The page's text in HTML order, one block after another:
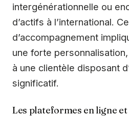
intergénérationnelle ou
d’actifs à l’international.
d’accompagnement
une forte
à une clientèle disposant
significatif.
Les plateformes en ligne